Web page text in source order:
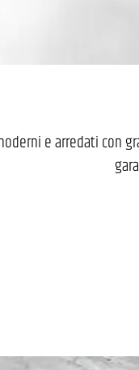
e arredati con